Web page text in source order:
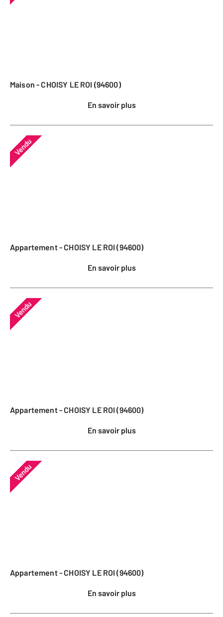
Maison - CHOISY LE ROI (94600)
En savoir plus
Vendu
Appartement - CHOISY LE ROI (94600)
En savoir plus
Vendu
Appartement - CHOISY LE ROI (94600)
En savoir plus
Vendu
Appartement - CHOISY LE ROI (94600)
En savoir plus